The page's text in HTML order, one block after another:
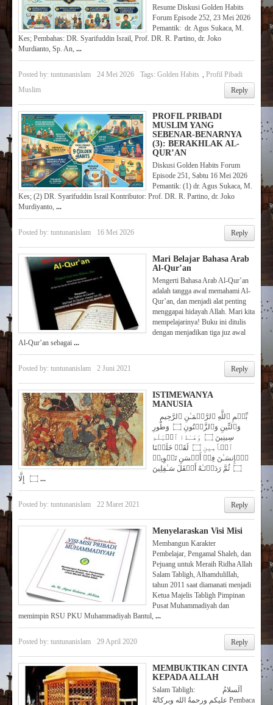
Resume Diskusi Golden Habits
Forum Episode 252, 23 Mei 2026
Pemantik: dr. Agus Sukaca, M.
Kes; Pembahas: DR. Syarifuddin Israil, Prof. DR. R. Partino, dr. Joko
Murdianto, Sp. An, ...
Posted by: tuntunanislam 24 Mei 2026 Tags: Golden Habits
Profil Pibadi
Muslim
Reply
PROFIL PRIBADI
MUSLIM YANG
SEBENAR-BENARNYA
(3): BERAKHLAK AL-
QUR’AN
Diskusi Golden Habits Forum
Episode 251, Sabtu 16 Mei 2026
Pemantik: (1) dr. Agus Sukaca, M.
Kes; (2) DR. Syarifuddin Israil Kontributor: Prof. DR. R. Partino, dr. Joko
Murdiyanto, ...
Posted by: tuntunanislam 16 Mei 2026 Reply
Mari Belajar Bahasa Arab
Al-Qur’an
Mengerti Bahasa Arab Al-Qur’an
adalah tangga awal memahami Al-
Qur’an, dan menjadi alat penting
menggapai hidayah Allah. Mari kita
mempelajarinya! Buku ini ditulis
dengan menjadikan tiga juz awal
Al-Qur’an sebagai ...
Posted by: tuntunanislam 2 Juni 2021 Reply
ISTIMEWANYA
MANUSIA
وَٱلتِّینِ وَٱلزَّیۡتُونِ ۝ وَطُورِ
سِینِینَ ۝ وَهَـٰذَا ٱلۡبَلَدِ
ٱلۡأَمِینِ ۝ لَقَدۡ خَلَقۡنَا
ٱلۡإِنسَـٰنَ فِیۤ أَحۡسَنِ تَقۡوِیمࣲ
۝ ثُمَّ رَدَدۡنَـٰهُ أَسۡفَلَ سَـٰفِلِینَ
...
Posted by: tuntunanislam 22 Maret 2021 Reply
Menyelaraskan Visi Misi
Membangun Karakter
Pembelajar, Pengamal Shaleh, dan
Pejuang untuk Meraih Ridha Allah
Salam Tabligh, Alhamdulillah,
tahun 2011 saat diamanati menjadi
Ketua Majelis Tabligh Pimpinan
Pusat Muhammadiyah dan
memimpin RSU PKU Muhammadiyah Bantul, ...
Posted by: tuntunanislam 29 April 2020 Reply
MEMBUKTIKAN CINTA
KEPADA ALLAH
Salam Tabligh: ألَسلامُ
عليكم ورحمةُ الله وبركاتُهُ Pembaca